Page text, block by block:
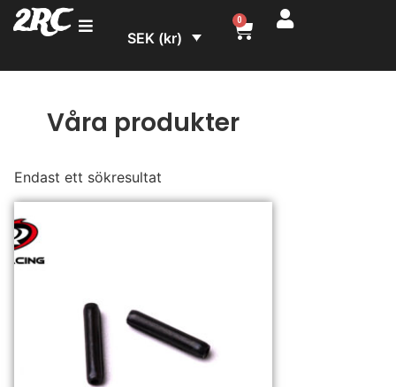
2RC SEK (kr)
0
Våra produkter
Endast ett sökresultat